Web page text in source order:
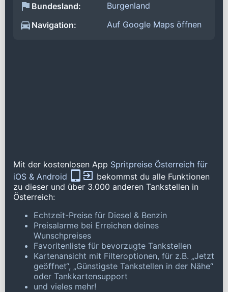
Bundesland:
Burgenland
Navigation:
Auf Google Maps öffnen
Mit der kostenlosen App Spritpreise Österreich für
iOS & Android
bekommst du alle Funktionen
zu dieser und über 3.000 anderen Tankstellen in
Österreich:
Echtzeit-Preise für Diesel & Benzin
Preisalarme bei Erreichen deines
Wunschpreises
Favoritenliste für bevorzugte Tankstellen
Kartenansicht mit Filteroptionen, für z.B. „Jetzt
geöffnet“, „Günstigste Tankstellen in der Nähe“
oder Tankkartensupport
und vieles mehr!